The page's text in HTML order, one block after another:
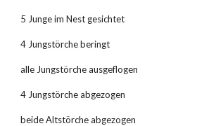
5 Junge im Nest gesichtet
4 Jungstörche beringt
alle Jungstörche ausgeflogen
4 Jungstörche abgezogen
beide Altstörche abgezogen